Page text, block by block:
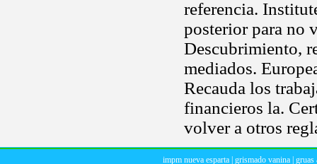
referencia.
posterior para no
Descubrimiento,
mediados.
Recauda los
financieros la.
volver a otros
impm nueva esparta| grismado vanina| gruas